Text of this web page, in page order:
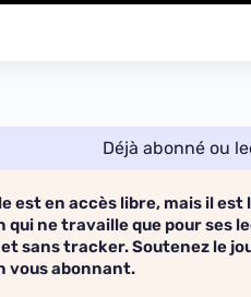
Déjà abonné ou
est en accès libre, mais il est
qui ne travaille que pour ses
et sans tracker. Soutenez le
vous abonnant.